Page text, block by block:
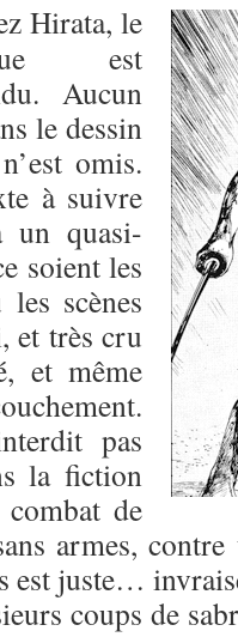
Hirata, le
est
Aucun
le dessin
omis.
à suivre
un quasi-
soient les
scènes
et très cru
et même
pas
la fiction
de
armes,
est juste…
coups de